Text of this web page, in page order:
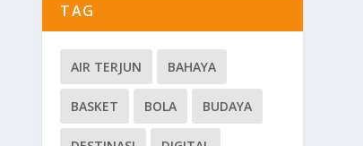
TAG
AIR TERJUN BAHAYA
BASKET BOLA BUDAYA